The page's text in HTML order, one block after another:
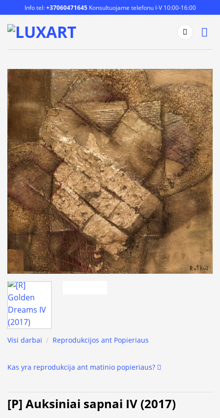
to
content
Info tel:+37060471645Konsultuojame telefonu I-V 10:00-16:00
Visi darbai / Reprodukcijos ant Popieriaus
Kas yra reprodukcija ant matinio popieriaus?
[P] Auksiniai sapnai IV (2017)